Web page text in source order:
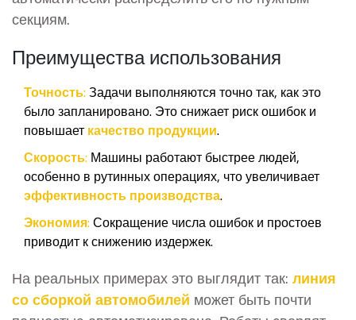
секциям.
Преимущества использования
Точность: Задачи выполняются точно так, как это
было запланировано. Это снижает риск ошибок и
повышает качество продукции
Скорость: Машины работают быстрее людей,
особенно в рутинных операциях, что увеличивает
эффективность производства
Экономия:Сокращение числа ошибок и простоев
приводит к снижению издержек.
На реальных примерах это выглядит так: линия
со сборкой автомобилей может быть почти